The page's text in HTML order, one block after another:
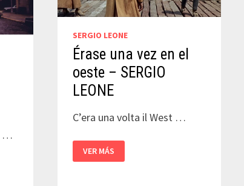
…
SERGIO LEONE
Érase una vez en el
oeste – SERGIO
LEONE
C’era una volta il West …
UNA
VEZ
VER MÁS